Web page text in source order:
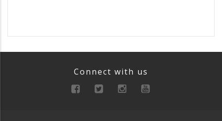
Connect with us